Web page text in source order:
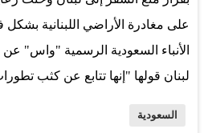
على مغادرة الأراضي اللبنانية
الأنباء السعودية الرسمية "واس"
لبنان قولها "إنها تتابع عن كثب
السعودية